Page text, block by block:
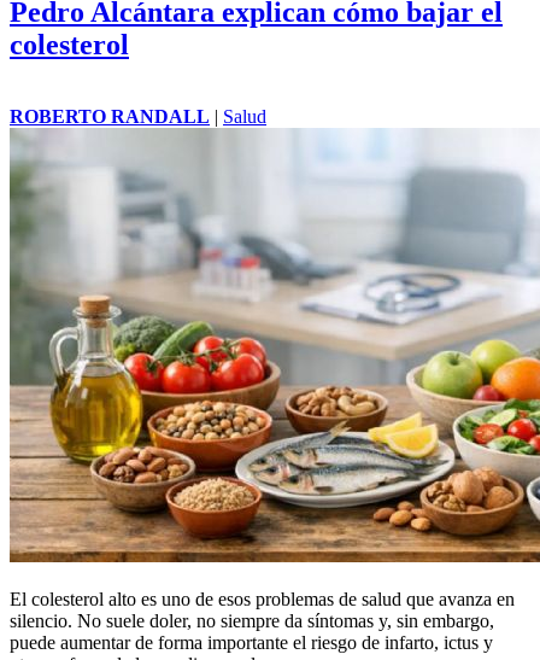
Pedro Alcántara explican cómo bajar el
colesterol
ROBERTO RANDALL Salud
El colesterol alto es uno de esos problemas de salud que avanza en
silencio. No suele doler, no siempre da síntomas y, sin embargo,
puede aumentar de forma importante el riesgo de infarto, ictus y